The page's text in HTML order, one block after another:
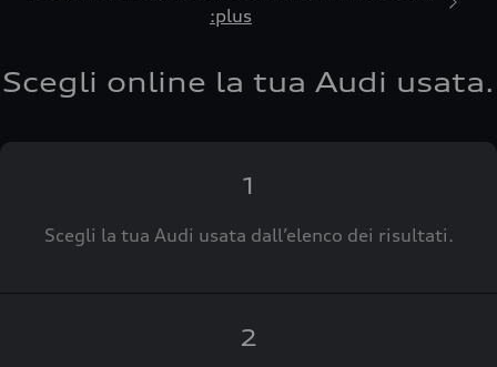
:plus
Scegli online la tua Audi usata.
1
Scegli la tua Audi usata dall’elenco dei risultati.
2